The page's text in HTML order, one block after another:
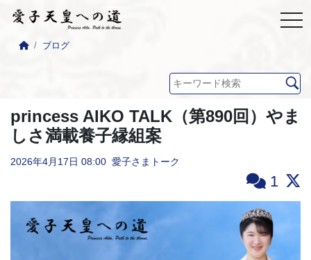
ブログ
princess AIKO TALK（第890回）やま
しさ満載養子縁組案
2026年4月17日 08:00 愛子さまトーク
1